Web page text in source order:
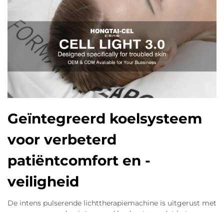
Geïntegreerd koelsysteem
voor verbeterd
patiëntcomfort en -
veiligheid
De intens pulserende lichttherapiemachine is uitgerust met